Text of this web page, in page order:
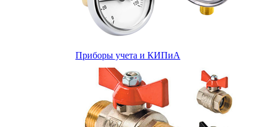
Приборы учета и КИПиА